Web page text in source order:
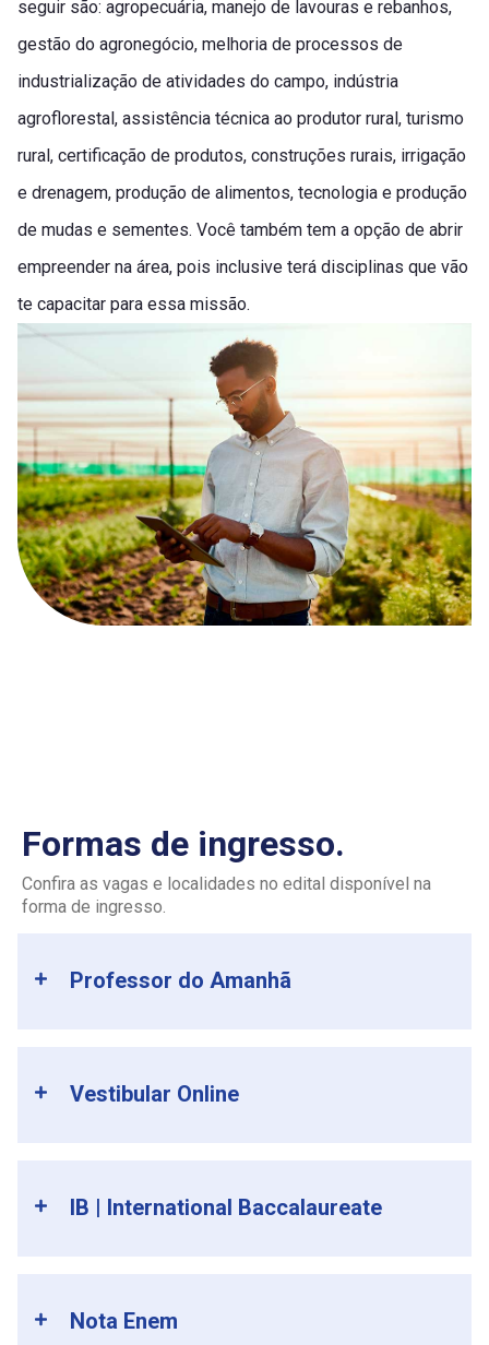
seguir são: agropecuária, manejo de lavouras e rebanhos,
gestão do agronegócio, melhoria de processos de
industrialização de atividades do campo, indústria
agroflorestal, assistência técnica ao produtor rural, turismo
rural, certificação de produtos, construções rurais, irrigação
e drenagem, produção de alimentos, tecnologia e produção
de mudas e sementes. Você também tem a opção de abrir
empreender na área, pois inclusive terá disciplinas que vão
te capacitar para essa missão.
Formas de ingresso.
Confira as vagas e localidades no edital disponível na
forma de ingresso.
Professor do Amanhã
Vestibular Online
IB | International Baccalaureate
Nota Enem